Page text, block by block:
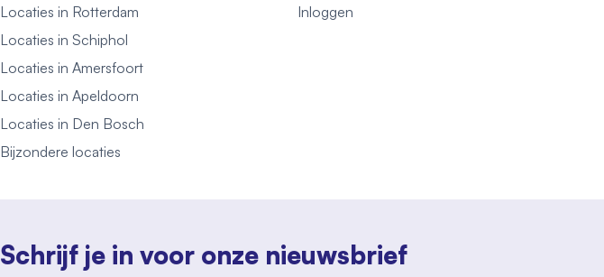
Locaties in Rotterdam
Locaties in Schiphol
Locaties in Amersfoort
Locaties in Apeldoorn
Locaties in Den Bosch
Bijzondere locaties
Inloggen
Schrijf je in voor onze nieuwsbrief